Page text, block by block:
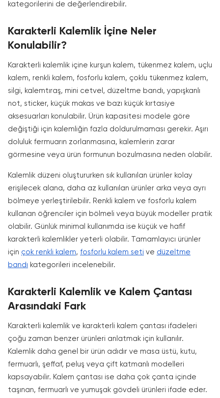
kategorilerini de değerlendirebilir.
Karakterli Kalemlik İçine Neler
Konulabilir?
Karakterli kalemlik içine kurşun kalem, tükenmez kalem, uçlu
kalem, renkli kalem, fosforlu kalem, çoklu tükenmez kalem,
silgi, kalemtıraş, mini cetvel, düzeltme bandı, yapışkanlı
not, sticker, küçük makas ve bazı küçük kırtasiye
aksesuarları konulabilir. Ürün kapasitesi modele göre
değiştiği için kalemliğin fazla doldurulmaması gerekir. Aşırı
doluluk fermuarın zorlanmasına, kalemlerin zarar
görmesine veya ürün formunun bozulmasına neden olabilir.
Kalemlik düzeni oluştururken sık kullanılan ürünler kolay
erişilecek alana, daha az kullanılan ürünler arka veya ayrı
bölmeye yerleştirilebilir. Renkli kalem ve fosforlu kalem
kullanan öğrenciler için bölmeli veya büyük modeller pratik
olabilir. Günlük minimal kullanımda ise küçük ve hafif
karakterli kalemlikler yeterli olabilir. Tamamlayıcı ürünler
için çok renkli kalem, fosforlu kalem seti ve düzeltme
bandı kategorileri incelenebilir.
Karakterli Kalemlik ve Kalem Çantası
Arasındaki Fark
Karakterli kalemlik ve karakterli kalem çantası ifadeleri
çoğu zaman benzer ürünleri anlatmak için kullanılır.
Kalemlik daha genel bir ürün adıdır ve masa üstü, kutu,
fermuarlı, şeffaf, peluş veya çift katmanlı modelleri
kapsayabilir. Kalem çantası ise daha çok çanta içinde
taşınan, fermuarlı ve yumuşak gövdeli ürünleri ifade eder.